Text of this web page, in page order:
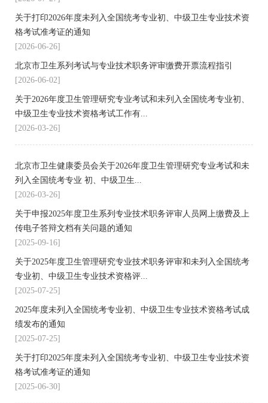
[2026-06-26]
关于打印2026年度未列入全国统考专业初、中级卫生专业技术资
格考试准考证的通知
[2026-06-02]
北京市卫生系列考试与专业技术职务评审缴费开票流程指引
[2026-03-26]
关于2026年度卫生管理研究专业考试和未列入全国统考专业初、
中级卫生专业技术资格考试工作有...
[2026-03-26]
北京市卫生健康委员会关于2026年度卫生管理研究专业考试和未
列入全国统考专业 初、中级卫生...
[2025-09-16]
关于申报2025年度卫生系列专业技术职务评审人员网上缴费及上
传电子答辩文档有关问题的通知
[2025-07-25]
关于2025年度卫生管理研究专业技术职务评审和未列入全国统考
专业初、中级卫生专业技术资格评...
[2025-07-25]
2025年度未列入全国统考专业初、中级卫生专业技术资格考试成
绩发布的通知
[2025-06-30]
关于打印2025年度未列入全国统考专业初、中级卫生专业技术资
格考试准考证的通知